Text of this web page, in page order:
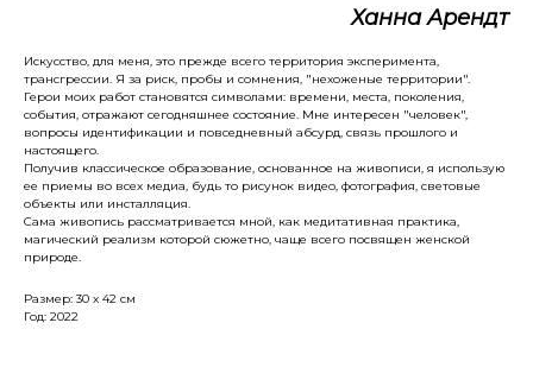
Ханна Арендт
Искусство, для меня, это прежде всего территория эксперимента,
трансгрессии. Я за риск, пробы и сомнения, "нехоженые территории".
Герои моих работ становятся символами: времени, места, поколения,
события, отражают сегодняшнее состояние. Мне интересен "человек",
вопросы идентификации и повседневный абсурд, связь прошлого и
настоящего.
Получив классическое образование, основанное на живописи, я использую
ее приемы во всех медиа, будь то рисунок видео, фотография, световые
объекты или инсталляция.
Сама живопись рассматривается мной, как медитативная практика,
магический реализм которой сюжетно, чаще всего посвящен женской
природе.
Размер: 30 x 42 см
Год: 2022